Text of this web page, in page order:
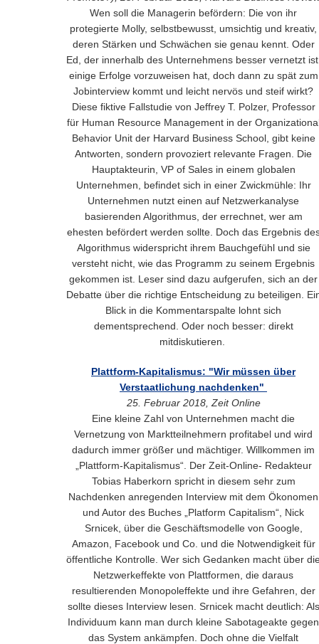
Wen soll die Managerin befördern: Die von ihr
protegierte Molly, selbstbewusst, umsichtig und kreativ,
deren Stärken und Schwächen sie genau kennt. Oder
Ed, der innerhalb des Unternehmens besser vernetzt
einige Erfolge vorzuweisen hat, doch dann zu spät zum
Jobinterview kommt und leicht nervös und steif wirkt?
Diese fiktive Fallstudie von Jeffrey T. Polzer, Professor
für Human Resource Management in der
Behavior Unit der Harvard Business School, gibt keine
Antworten, sondern provoziert relevante Fragen. Die
Hauptakteurin, VP of Sales in einem globalen
Unternehmen, befindet sich in einer Zwickmühle: Ihr
Unternehmen nutzt einen auf Netzwerkanalyse
basierenden Algorithmus, der errechnet, wer am
ehesten befördert werden sollte. Doch das Ergebnis
Algorithmus widerspricht ihrem Bauchgefühl und sie
versteht nicht, wie das Programm zu seinem Ergebnis
gekommen ist. Leser sind dazu aufgerufen, sich an der
Debatte über die richtige Entscheidung zu beteiligen.
Blick in die Kommentarspalte lohnt sich
dementsprechend. Oder noch besser: direkt
mitdiskutieren.
Plattform-Kapitalismus: "Wir müssen über
Verstaatlichung nachdenken"
25. Februar 2018, Zeit Online
Eine kleine Zahl von Unternehmen macht die
Vernetzung von Marktteilnehmern profitabel und wird
dadurch immer größer und mächtiger. Willkommen im
„Plattform-Kapitalismus“. Der Zeit-Online- Redakteur
Tobias Haberkorn spricht in diesem sehr zum
Nachdenken anregenden Interview mit dem Ökonomen
und Autor des Buches „Platform Capitalism“, Nick
Srnicek, über die Geschäftsmodelle von Google,
Amazon, Facebook und Co. und die Notwendigkeit für
öffentliche Kontrolle. Wer sich Gedanken macht über
Netzwerkeffekte von Plattformen, die daraus
resultierenden Monopoleffekte und ihre Gefahren, der
sollte dieses Interview lesen. Srnicek macht deutlich: Als
Individuum kann man durch kleine Sabotageakte gegen
das System ankämpfen. Doch ohne die Vielfalt